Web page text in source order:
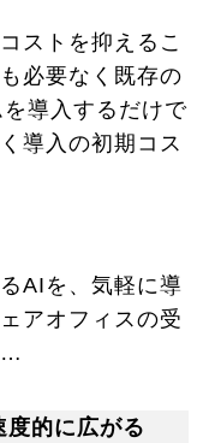
ストを抑えるこ
必要なく既存の
導入するだけで
導入の初期コス
AIを、気軽に導
アオフィスの受
…
度的に広がる